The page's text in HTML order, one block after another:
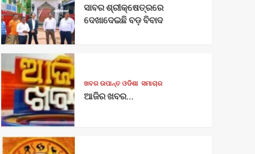
ସାବର ଶ୍ରୀକ୍ଷେତ୍ରରେ
ଦେଖାଦେଇଛି ବଡ଼ ବିବାଦ
ଖବର ଉପାନ୍ତ ଓଡିଶା ସମାଚାର
ଆଜିର ଖବର…